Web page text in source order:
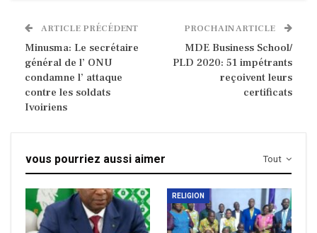
ARTICLE PRÉCÉDENT
Minusma: Le secrétaire
général de l’ ONU
condamne l’ attaque
contre les soldats
Ivoiriens
PROCHAIN ARTICLE
MDE Business School/
PLD 2020: 51 impétrants
reçoivent leurs
certificats
Tout
vous pourriez aussi aimer
RELIGION